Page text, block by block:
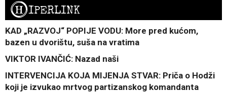
HIPERLINK
KAD „RAZVOJ“ POPIJE VODU: More pred kućom,
bazen u dvorištu, suša na vratima
VIKTOR IVANČIĆ: Nazad naši
INTERVENCIJA KOJA MIJENJA STVAR: Priča o Hodži
koji je izvukao mrtvog partizanskog komandanta